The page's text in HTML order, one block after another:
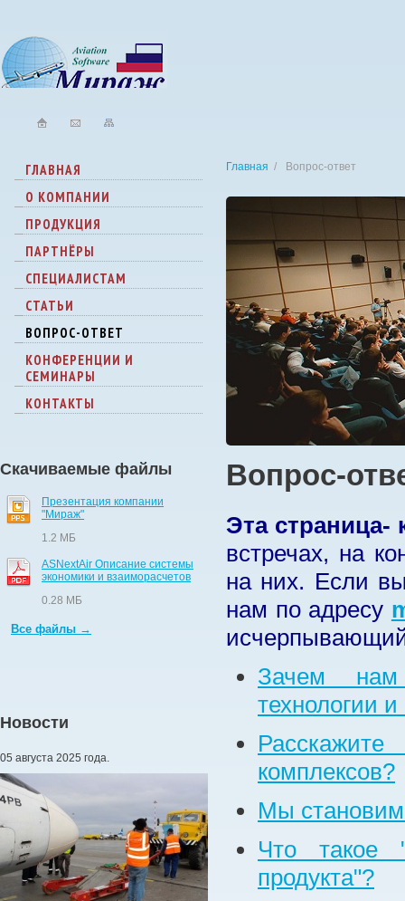
Главная / Вопрос-ответ
Вопрос-
Этастраница-
встречах, на
на них. Если
нам по адресу
Зачем
технологии
комплексов?
Мы
Что такое
продукта"?
ГЛАВНАЯ
О КОМПАНИИ
ПРОДУКЦИЯ
ПАРТНЁРЫ
СПЕЦИАЛИСТАМ
СТАТЬИ
ВОПРОС-ОТВЕТ
КОНФЕРЕНЦИИ И
СЕМИНАРЫ
КОНТАКТЫ
Скачиваемые файлы
Презентация компании
"Мираж"
1.2 МБ
ASNextAir Описание системы
экономики и взаиморасчетов
0.28 МБ
Все файлы →
Новости
05 августа 2025 года.